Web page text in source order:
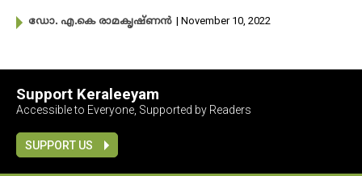
ഡോ. എ.കെ രാമകൃഷ്ണന്‍ | November 10, 2022
Support Keraleeyam
Accessible to Everyone, Supported by Readers
SUPPORT US